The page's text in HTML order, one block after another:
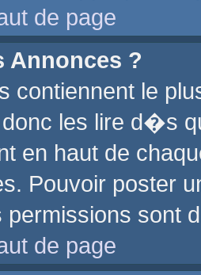
de page
Annonces ?
contiennent le
les lire d�s
en haut de
poster
permissions sont
de page